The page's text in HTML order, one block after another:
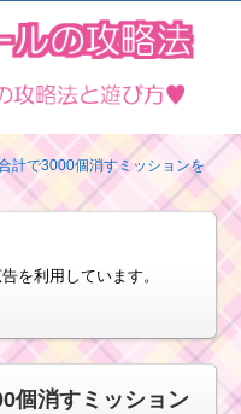
計で3000個消すミッションを
を利用しています。
個消すミッション